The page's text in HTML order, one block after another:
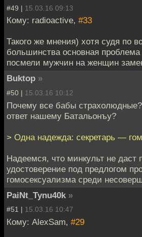
#49 | 15.03.16 09:13
Кому: radioactive, #33
Такого же мнения) хотя судя по
большинства основная проблема
посмели мужчин на женщин
Buktop »
#50 | 15.03.16 10:12
Почему все бабы
ответ нашему Батальонъу?
> Одна надежда: секретарь —
Надеемся, что минкульт не даст
удостоверение под предлогом
гомосексуализма среди
PaiNt_Tynu40k »
#51 | 15.03.16 10:47
Кому: AlexSam, #29